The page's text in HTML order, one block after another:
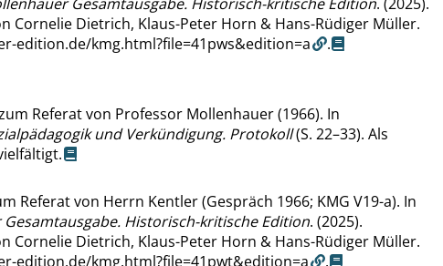
Cornelie Dietrich, Klaus-Peter Horn & Hans-Rüdiger Müller.
edition.de/kmg.html?file=41pws&edition=a
.
Referat von Professor Mollenhauer (1966). In
und Verkündigung. Protokoll(S. 22–33). Als
Referat von Herrn Kentler (Gespräch 1966; KMG V19-a). In
Historisch-kritische Edition. (2025).
Cornelie Dietrich, Klaus-Peter Horn & Hans-Rüdiger Müller.
edition.de/kmg.html?file=41pwt&edition=a
.